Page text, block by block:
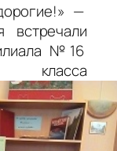
—
встречали
№16